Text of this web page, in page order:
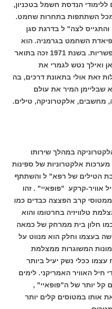
הנדסת חשמל בטכניון,
מכל השתתפות בתחרות שחמט.
והתגייס לצה" ל בדרגת סגן
השחמט בגרמניה. הוא
צבר אז 6.5 נקודות מתוך תשע אפשריות. בשנת 1971 זכה בתואר
ואילך נטש לגמרי את
זאת אולי בתאונת דרכים, בה
שבליימן המיר את עולם
אלקטרוניקה, טילים.
במהלך שירותו
אלקטרוניות של ספינות
הטילים של רפא" ל והשתתף
אוויר-קרקע "פופאיי" . זהו
קרב הפצצה כבדים כמו
במצלמת טלוויזיה בחרטומו והוא
חלון בית ממרחק של כמאה
בעצמו וחלק הוא מנווט על
המשוגרות ממצלמת
עצמו ככלי נשק יעיל ביותר
חיל האוויר האמריקני. לימים
קל יותר של ה"פופאיי" ,
אותו במטוסים קלים יותר